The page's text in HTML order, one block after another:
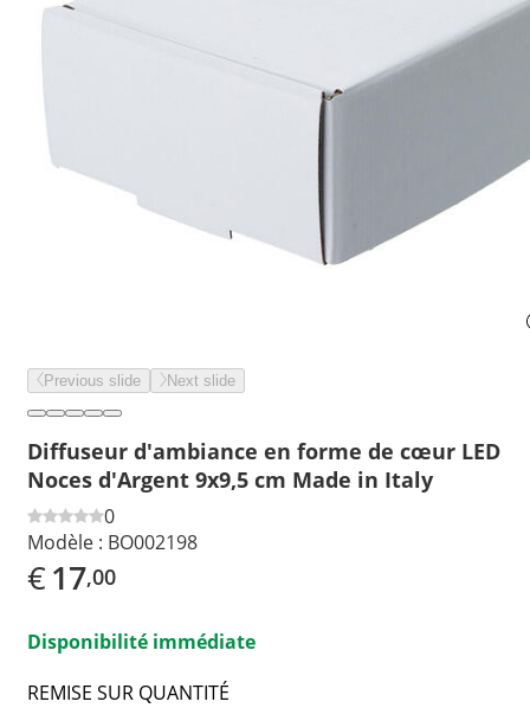
Previous slide Next slide
Diffuseur d'ambiance en forme de cœur LED
Noces d'Argent 9x9,5 cm Made in Italy
0
Modèle : BO002198
€17,00
Disponibilité immédiate
REMISE SUR QUANTITÉ